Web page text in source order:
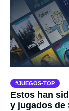
JUEGOS-TOP
Estos han
y jugados de